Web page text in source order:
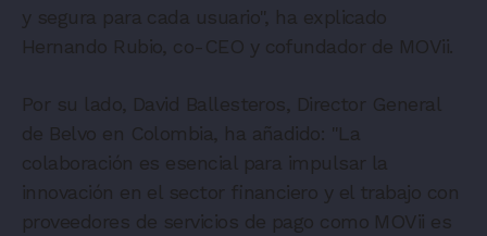
y segura para cada usuario", ha explicado
Hernando Rubio, co-CEO y cofundador de MOVii.
Por su lado, David Ballesteros, Director General
de Belvo en Colombia, ha añadido: "La
colaboración es esencial para impulsar la
innovación en el sector financiero y el trabajo con
proveedores de servicios de pago como MOVii es